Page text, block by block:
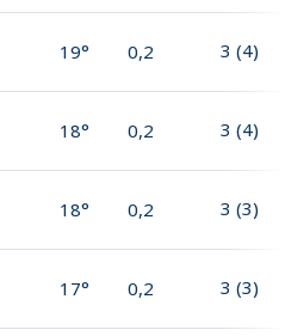
19° 0,2 3 (4)
18° 0,2 3 (4)
18° 0,2 3 (3)
17° 0,2 3 (3)